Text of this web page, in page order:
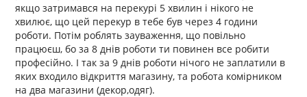
якщо затримався на перекурі 5 хвилин і нікого не
хвилює, що цей перекур в тебе був через 4 години
роботи. Потім роблять зауваження, що повільно
працюєш, бо за 8 днів роботи ти повинен все робити
професійно. І так за 9 днів роботи нічого не заплатили в
яких входило відкриття магазину, та робота комірником
на два магазини (декор,одяг).